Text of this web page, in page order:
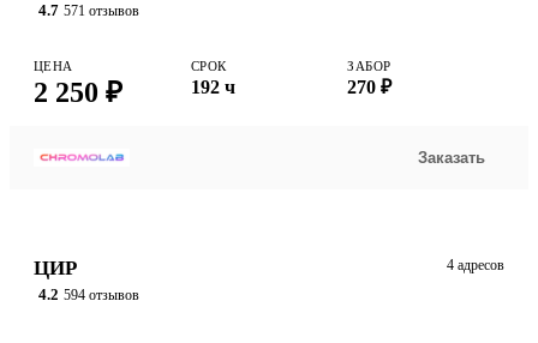
4.7 571 отзывов
ЦЕНА
2 250 ₽
СРОК
192 ч
ЗАБОР
270 ₽
Заказать
ЦИР
4.2 594 отзывов
4 адресов